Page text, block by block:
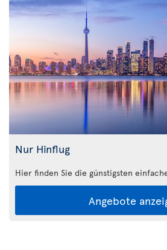
Nur Hinflug
Hier finden Sie die günstigsten
Angebote